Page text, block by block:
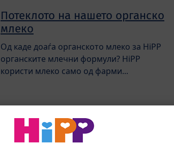
Потеклото на нашето органско
млеко
Од каде доаѓа органското млеко за HiPP
органските млечни формули? HiPP
користи млеко само од фарми...
Интервју со Claus Hipp
Името HiPP најпрво потсетува на